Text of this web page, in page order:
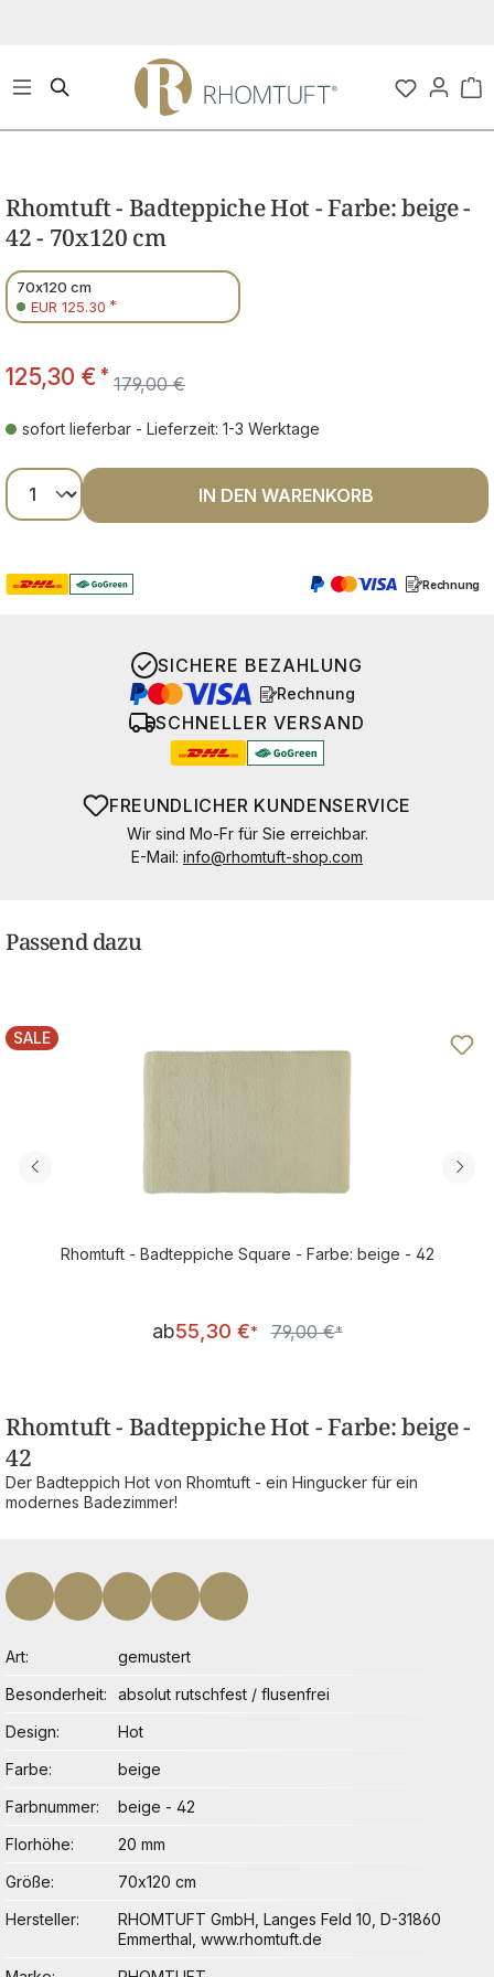
Rhomtuft - Badteppiche Hot - Farbe: beige -
42 - 70x120 cm
70x120 cm
EUR 125.30 *
125,30 € * 179,00 €
sofort lieferbar - Lieferzeit: 1-3 Werktage
Produkt Anzahl: Gib den gewünschten
IN DEN WARENKORB
Rechnung
SICHERE BEZAHLUNG
Rechnung
SCHNELLER VERSAND
FREUNDLICHER KUNDENSERVICE
Wir sind Mo-Fr für Sie erreichbar.
E-Mail: info@rhomtuft-shop.com
Passend dazu
RABATT
SALE
Rhomtuft - Badteppiche Square - Farbe: beige - 42
Verkaufspreis:
ab55,30 €* Regulärer Preis:
79,00 €*
Rhomtuft - Badteppiche Hot - Farbe: beige -
42
Der Badteppich Hot von Rhomtuft - ein Hingucker für ein
modernes Badezimmer!
Art
gemustert
Besonderheit
absolut rutschfest / flusenfrei
Design
Hot
Farbe
beige
Farbnummer
beige - 42
Florhöhe
20 mm
Größe
70x120 cm
Hersteller
RHOMTUFT GmbH, Langes Feld 10, D-31860
Emmerthal, www.rhomtuft.de